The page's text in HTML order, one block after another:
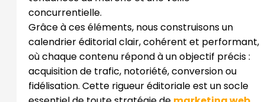
concurrentielle.
Grâce à ces éléments, nous construisons un
calendrier éditorial clair, cohérent et performant,
où chaque contenu répond à un objectif précis :
acquisition de trafic, notoriété, conversion ou
fidélisation. Cette rigueur éditoriale est un socle